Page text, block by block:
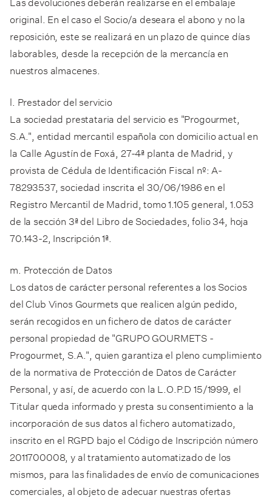
original. En el caso el Socio/a deseara el abono y no la
reposición, este se realizará en un plazo de quince días
laborables, desde la recepción de la mercancía en
nuestros almacenes.
l. Prestador del servicio
La sociedad prestataria del servicio es "Progourmet,
S.A.", entidad mercantil española con domicilio actual en
la Calle Agustín de Foxá, 27-4ª planta de Madrid, y
provista de Cédula de Identificación Fiscal nº: A-
78293537, sociedad inscrita el 30/06/1986 en el
Registro Mercantil de Madrid, tomo 1.105 general, 1.053
de la sección 3ª del Libro de Sociedades, folio 34, hoja
70.143-2, Inscripción 1ª.
m. Protección de Datos
Los datos de carácter personal referentes a los Socios
del Club Vinos Gourmets que realicen algún pedido,
serán recogidos en un fichero de datos de carácter
personal propiedad de "GRUPO GOURMETS -
Progourmet, S.A.", quien garantiza el pleno cumplimiento
de la normativa de Protección de Datos de Carácter
Personal, y así, de acuerdo con la L.O.P.D 15/1999, el
Titular queda informado y presta su consentimiento a la
incorporación de sus datos al fichero automatizado,
inscrito en el RGPD bajo el Código de Inscripción número
2011700008, y al tratamiento automatizado de los
mismos, para las finalidades de envío de comunicaciones
comerciales, al objeto de adecuar nuestras ofertas